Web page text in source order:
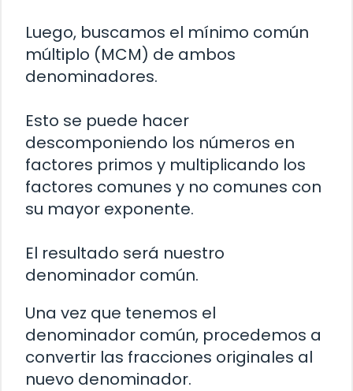
Luego, buscamos el mínimo común
múltiplo (MCM) de ambos
denominadores.
Esto se puede hacer
descomponiendo los números en
factores primos y multiplicando los
factores comunes y no comunes con
su mayor exponente.
El resultado será nuestro
denominador común.
Una vez que tenemos el
denominador común, procedemos a
convertir las fracciones originales al
nuevo denominador.